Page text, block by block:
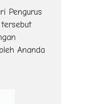
Pengurus
Ananda